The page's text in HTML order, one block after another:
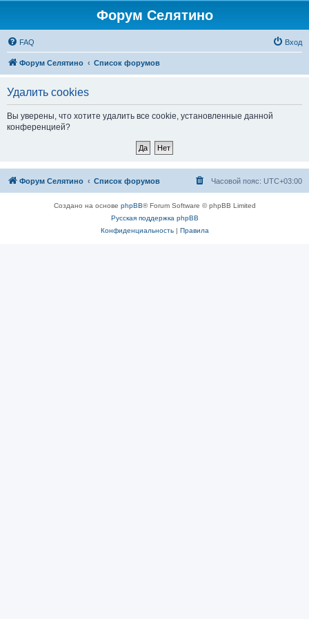
Форум Селятино
FAQ Вход
Форум Селятино Список форумов
Удалить cookies
Вы уверены, что хотите удалить все cookie, установленные данной
конференцией?
Форум Селятино Список форумов Часовой пояс: UTC+03:00
Создано на основе phpBB® Forum Software © phpBB Limited
Русская поддержка phpBB
Конфиденциальность| Правила